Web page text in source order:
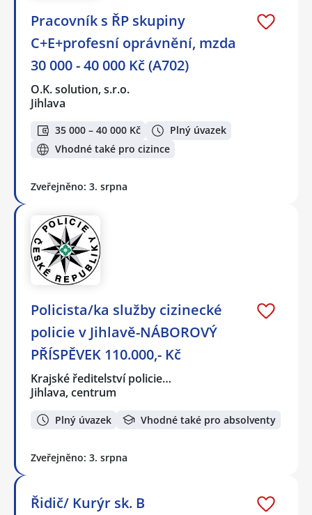
Pracovník s ŘP skupiny
C+E+profesní oprávnění, mzda
30 000 - 40 000 Kč (A702)
O.K. solution, s.r.o.
Jihlava
35 000 – 40 000 Kč
Plný úvazek
Vhodné také pro cizince
Zveřejněno: 3. srpna
Policista/ka služby cizinecké
policie v Jihlavě-NÁBOROVÝ
PŘÍSPĚVEK 110.000,- Kč
Krajské ředitelství policie…
Jihlava, centrum
Plný úvazek Vhodné také pro absolventy
Zveřejněno: 3. srpna
Řidič/ Kurýr sk. B